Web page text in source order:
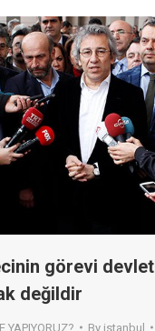
görevi
değildir
YAPIYORUZ? By istanbul